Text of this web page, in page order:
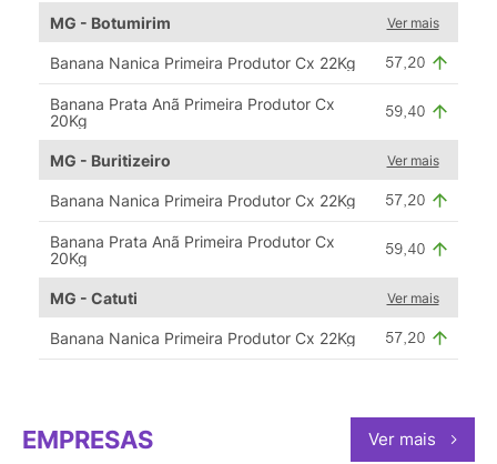
MG - Botumirim Ver mais
Banana Nanica Primeira Produtor Cx 22Kg
Banana Prata Anã Primeira Produtor Cx
20Kg
MG - Buritizeiro Ver mais
Banana Nanica Primeira Produtor Cx 22Kg
Banana Prata Anã Primeira Produtor Cx
20Kg
MG - Catuti Ver mais
Banana Nanica Primeira Produtor Cx 22Kg
EMPRESAS Ver mais